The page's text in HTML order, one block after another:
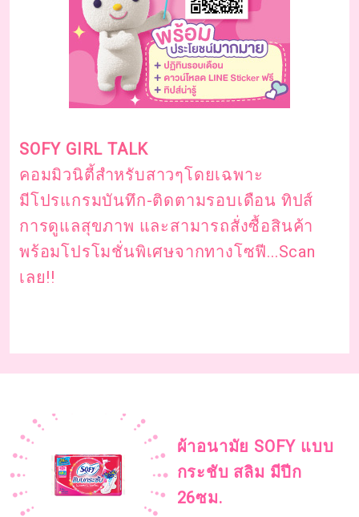
SOFY GIRL TALK
คอมมิวนิตี้สำหรับสาวๆโดยเฉพาะ
มีโปรแกรมบันทึก-ติดตามรอบเดือน ทิปส์
การดูแลสุขภาพ และสามารถสั่งซื้อสินค้า
พร้อมโปรโมชั่นพิเศษจากทางโซฟี...Scan
เลย!!
ผ้าอนามัย SOFY แบบ
กระชับ สลิม มีปีก
26ซม.